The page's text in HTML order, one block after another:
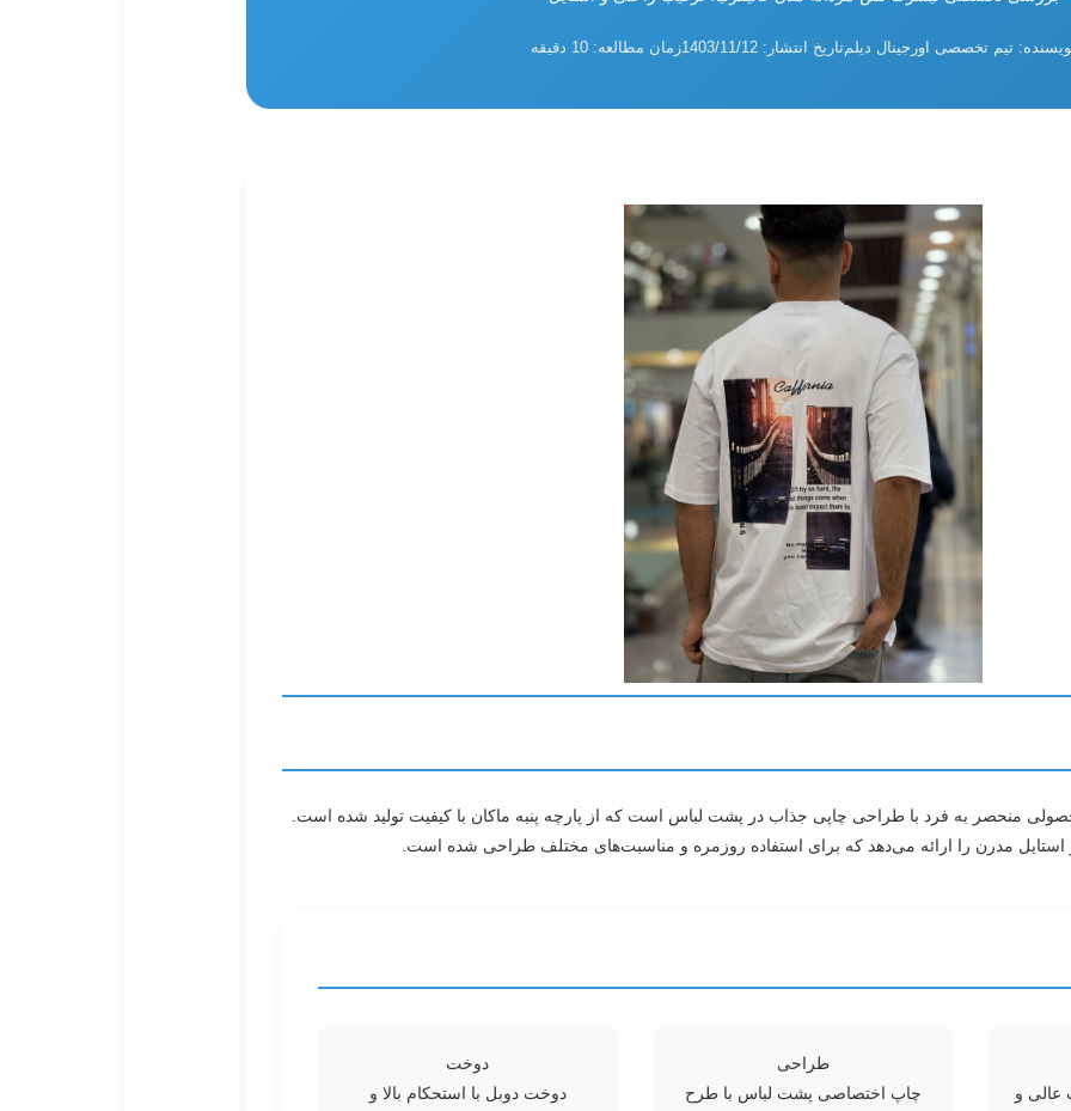
تیم تخصصی اورجینال دیلمتاریخ انتشار: 1403/11/12 زمان مطالعه: 10 دقیقه
منحصر به فرد با طراحی چاپی جذاب در پشت لباس است که از پارچه پنبه ماکان با کیفیت تولید شده است.
استایل مدرن را ارائه می‌دهد که برای استفاده روزمره و مناسبت‌های مختلف طراحی شده است.
عالی و
طراحی
چاپ اختصاصی پشت لباس با طرح
دوخت
دوخت دوبل با استحکام بالا و